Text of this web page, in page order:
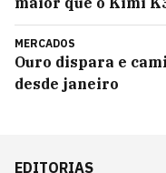
MERCADOS
Ouro dispara e
desde janeiro
EDITORIAS